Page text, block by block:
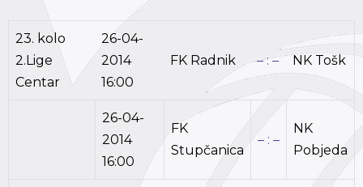
23. kolo
2.Lige
Centar
26-04-
2014
16:00
FK Radnik – : – NK Tošk
26-04-
2014
16:00
FK
Stupčanica
– : –
NK
Pobjeda